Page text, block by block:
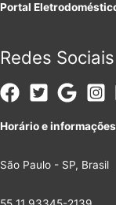
Portal
Redes Sociais
Horário e informações
São Paulo - SP, Brasil